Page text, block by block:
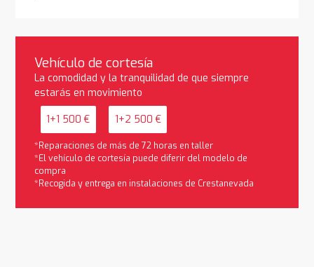
Vehículo de cortesía
La comodidad y la tranquilidad de que siempre
estarás en movimiento
1+1 500 € 1+2 500 €
*Reparaciones de más de 72 horas en taller
*El vehículo de cortesía puede diferir del modelo de
compra
*Recogida y entrega en instalaciones de Crestanevada